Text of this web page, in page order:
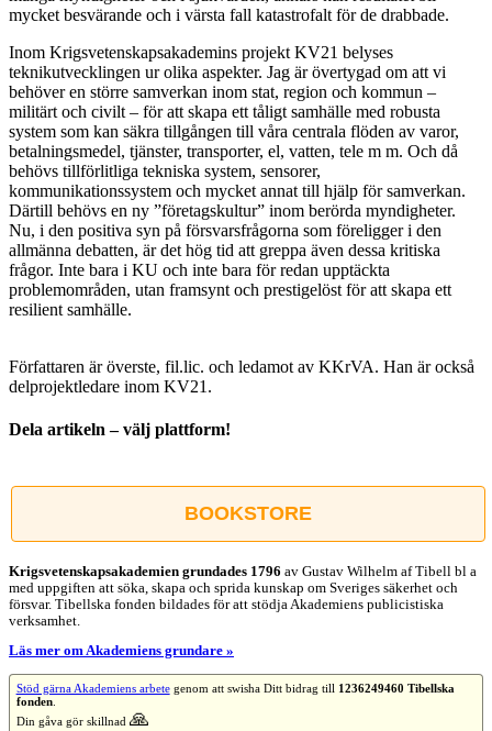
mycket besvärande och i värsta fall katastrofalt för de drabbade.
Inom Krigsvetenskapsakademins projekt KV21 belyses
teknikutvecklingen ur olika aspekter. Jag är övertygad om att vi
behöver en större samverkan inom stat, region och kommun –
militärt och civilt – för att skapa ett tåligt samhälle med robusta
system som kan säkra tillgången till våra centrala flöden av varor,
betalningsmedel, tjänster, transporter, el, vatten, tele m m. Och då
behövs tillförlitliga tekniska system, sensorer,
kommunikationssystem och mycket annat till hjälp för samverkan.
Därtill behövs en ny ”företagskultur” inom berörda myndigheter.
Nu, i den positiva syn på försvarsfrågorna som föreligger i den
allmänna debatten, är det hög tid att greppa även dessa kritiska
frågor. Inte bara i KU och inte bara för redan upptäckta
problemområden, utan framsynt och prestigelöst för att skapa ett
resilient samhälle.
Författaren är överste, fil.lic. och ledamot av KKrVA. Han är också
delprojektledare inom KV21.
Dela artikeln – välj plattform!
post
BOOKSTORE
Krigsvetenskap­sakademien grundades 1796 av Gustav Wilhelm af Tibell bl a
med uppgiften att söka, skapa och sprida kunskap om Sveriges säkerhet och
försvar. Tibellska fonden bildades för att stödja Akademiens publicistiska
verksamhet.
Läs mer om Akademiens grundare »
Stöd gärna Akademiens arbetegenom att swisha Ditt bidrag till 1236249460 Tibellska
fonden.
Din gåva gör skillnad 🙏